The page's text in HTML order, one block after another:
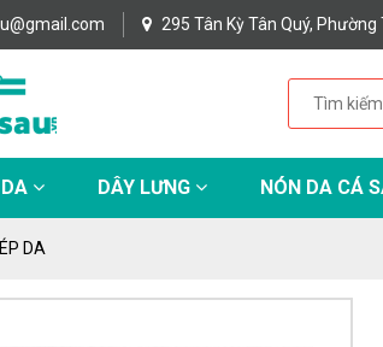
295 Tân Kỳ Tân Quý, Phường
DÂY LƯNG NÓN DA CÁ
DA